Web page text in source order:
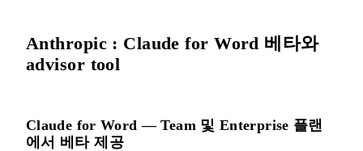
Anthropic : Claude for Word 베타와
advisor tool
Claude for Word — Team 및 Enterprise 플랜
에서 베타 제공